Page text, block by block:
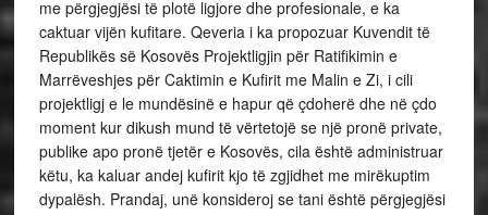
me përgjegjësi të plotë ligjore dhe profesionale, e ka
caktuar vijën kufitare. Qeveria i ka propozuar Kuvendit të
Republikës së Kosovës Projektligjin për Ratifikimin e
Marrëveshjes për Caktimin e Kufirit me Malin e Zi, i cili
projektligj e le mundësinë e hapur që çdoherë dhe në çdo
moment kur dikush mund të vërtetojë se një pronë private,
publike apo pronë tjetër e Kosovës, cila është administruar
këtu, ka kaluar andej kufirit kjo të zgjidhet me mirëkuptim
dypalësh. Prandaj, unë konsideroj se tani është përgjegjësi